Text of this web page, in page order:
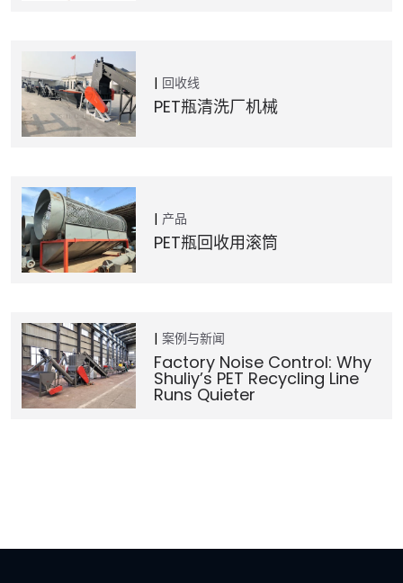
回收线
PET瓶清洗厂机械
产品
PET瓶回收用滚筒
案例与新闻
Factory Noise Control: Why
Shuliy’s PET Recycling Line
Runs Quieter